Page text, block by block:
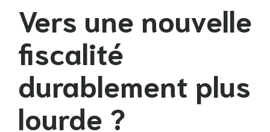
Vers une nouvelle
fiscalité
durablement plus
lourde ?